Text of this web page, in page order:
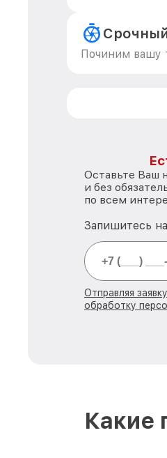
Починим вашу
Оставьте Ваш
и без
по всем
Запишитесь
Отправляя
обработку
Какие